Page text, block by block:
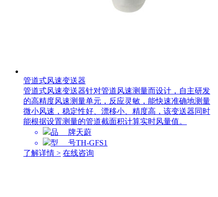
管道式风速变送器
管道式风速变送器针对管道风速测量而设计，自主研发
的高精度风速测量单元，反应灵敏，能快速准确地测量
微小风速，稳定性好、漂移小、精度高，该变送器同时
能根据设置测量的管道截面积计算实时风量值。
品 牌天蔚
型 号TH-GFS1
了解详情 > 在线咨询